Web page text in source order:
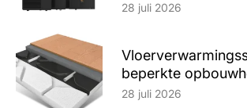
28 juli 2026
beperkte
Lees artikel
28 juli 2026